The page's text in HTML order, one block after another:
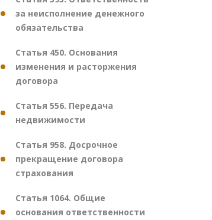
за неисполнение денежного
обязательства
Статья 450. Основания
изменения и расторжения
договора
Статья 556. Передача
недвижимости
Статья 958. Досрочное
прекращение договора
страхования
Статья 1064. Общие
основания ответственности